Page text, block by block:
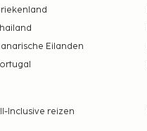
Eilanden
Inclusive reizen